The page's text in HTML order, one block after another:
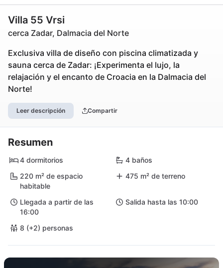
Villa 55 Vrsi
cerca Zadar, Dalmacia del Norte
Exclusiva villa de diseño con piscina climatizada y
sauna cerca de Zadar: ¡Experimenta el lujo, la
relajación y el encanto de Croacia en la Dalmacia del
Norte!
Leer descripción Compartir
Resumen
4 dormitorios
4 baños
220 m² de espacio
habitable
475 m² de terreno
Llegada a partir de las
16:00
Salida hasta las 10:00
8 (+2) personas